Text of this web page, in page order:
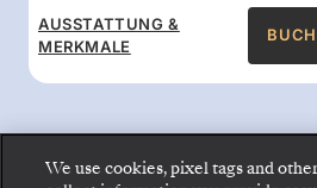
AUSSTATTUNG &
MERKMALE
We use cookies, pixel tags and